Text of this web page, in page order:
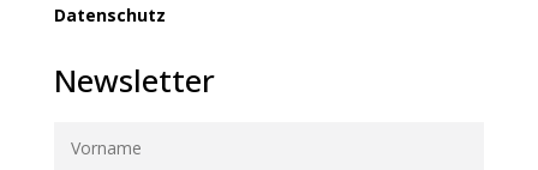
Datenschutz
Newsletter